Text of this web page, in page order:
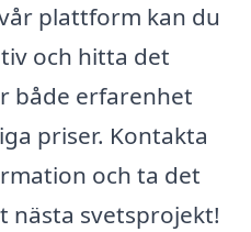
plattform kan du
och hitta det
både erfarenhet
priser. Kontakta
och ta det
nästa svetsprojekt!